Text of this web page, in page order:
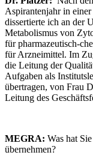
Aspirantenjahr in
dissertierte ich an der
Metabolismus von
für pharmazeutisch-
für Arzneimittel. Im
die Leitung der
Aufgaben als
übertragen, von Frau
Leitung des
MEGRA: Was hat
übernehmen?